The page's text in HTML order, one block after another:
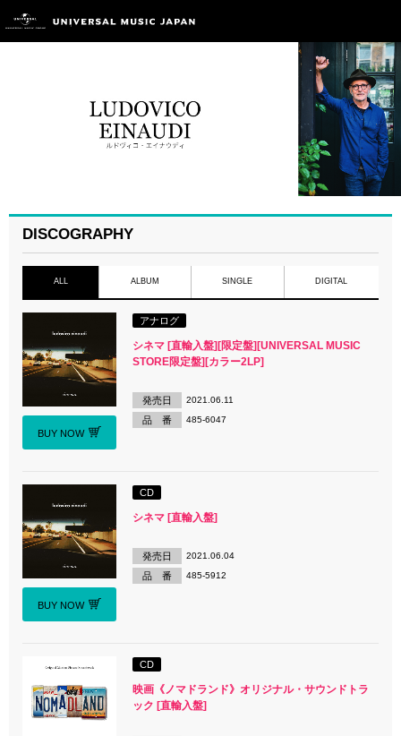
DISCOGRAPHY
ALL ALBUM SINGLE DIGITAL
BUY NOW
アナログ
シネマ [直輸入盤][限定盤][UNIVERSAL MUSIC
STORE限定盤][カラー2LP]
発売日 2021.06.11
品 番 485-6047
BUY NOW
CD
シネマ [直輸入盤]
発売日 2021.06.04
品 番 485-5912
CD
映画《ノマドランド》オリジナル・サウンドトラ
ック [直輸入盤]